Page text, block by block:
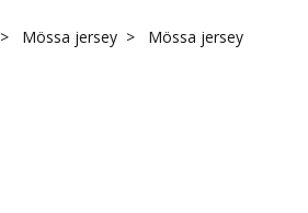
Mössa jersey Mössa jersey